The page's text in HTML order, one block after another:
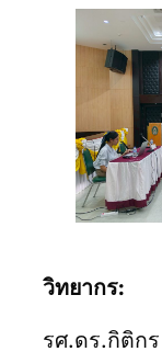
วิทยากร:
รศ.ดร.กิติก